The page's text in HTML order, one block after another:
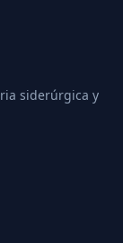
siderúrgica y